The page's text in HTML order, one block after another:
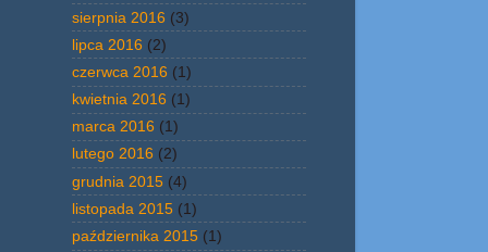
sierpnia 2016 (3)
lipca 2016 (2)
czerwca 2016 (1)
kwietnia 2016 (1)
marca 2016 (1)
lutego 2016 (2)
grudnia 2015 (4)
listopada 2015 (1)
października 2015 (1)